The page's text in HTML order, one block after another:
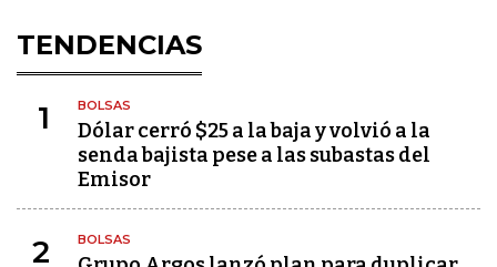
TENDENCIAS
1 BOLSAS
Dólar cerró $25 a la baja y volvió a la
senda bajista pese a las subastas del
Emisor
2 BOLSAS